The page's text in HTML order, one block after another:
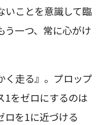
いことを意識して臨
う一つ、常に心がけ
く走る』。プロップ
1をゼロにするのは
ロを1に近づける